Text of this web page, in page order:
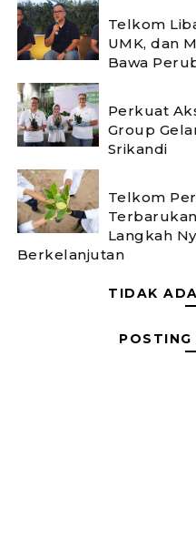
Telkom
UMK, dan
Bawa
Perkuat
Group
Srikandi
Telkom
Langkah
Berkelanjutan
TIDAK
POSTING